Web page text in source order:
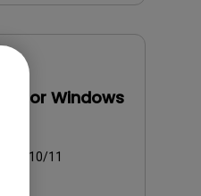
2 for Windows
10/11